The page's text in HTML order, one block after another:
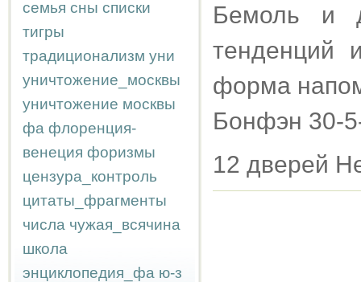
семья сны списки
тигры
традиционализм уни
уничтожение_москвы
уничтожение москвы
фа флоренция-
венеция форизмы
цензура_контроль
цитаты_фрагменты
числа чужая_всячина
школа
энциклопедия_фа ю-з
Бемоль и
тенденций
форма
Бонфэн 30-
12 дверей